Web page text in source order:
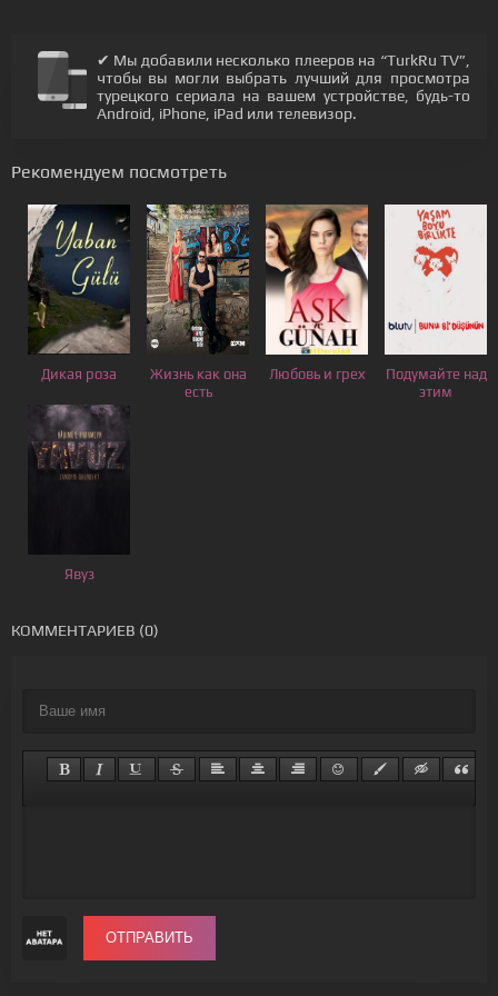
✔ Мы добавили несколько плееров на “TurkRu TV”,
чтобы вы могли выбрать лучший для просмотра
турецкого сериала на вашем устройстве, будь-то
Android, iPhone, iPad или телевизор.
Рекомендуем посмотреть
Дикая роза
Жизнь как она
есть
Любовь и грех
Подумайте над
этим
Явуз
КОММЕНТАРИЕВ (0)
ОТПРАВИТЬ